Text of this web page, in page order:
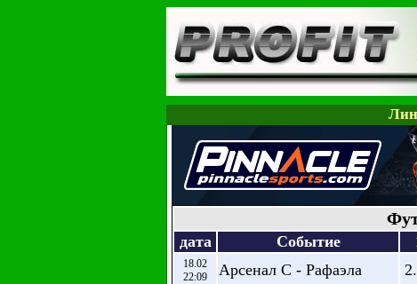
дата Событие
18.02
22:09
Арсенал С - Рафаэла